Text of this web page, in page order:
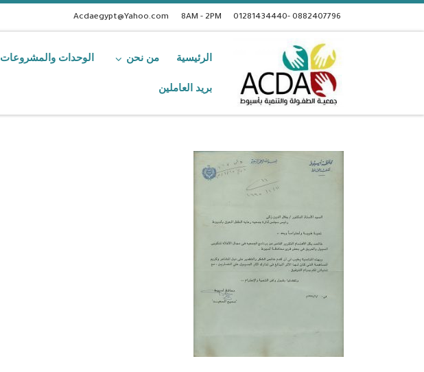
0882407796 -01281434440
8AM - 2PM
Acdaegypt@Yahoo.com
الرئيسية من نحن الوحدات والمشروعات
بريد العاملين